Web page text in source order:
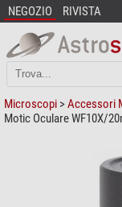
NEGOZIO RIVISTA
Microscopi >Accessori
Motic Oculare WF10X/